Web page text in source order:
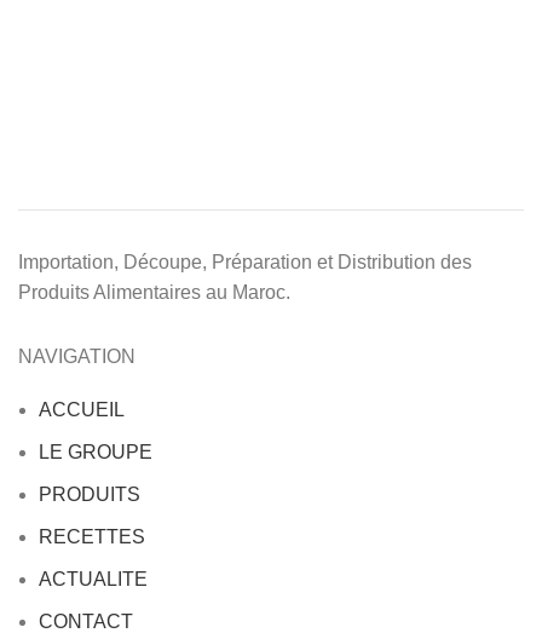
Importation, Découpe, Préparation et Distribution des
Produits Alimentaires au Maroc.
NAVIGATION
ACCUEIL
LE GROUPE
PRODUITS
RECETTES
ACTUALITE
CONTACT